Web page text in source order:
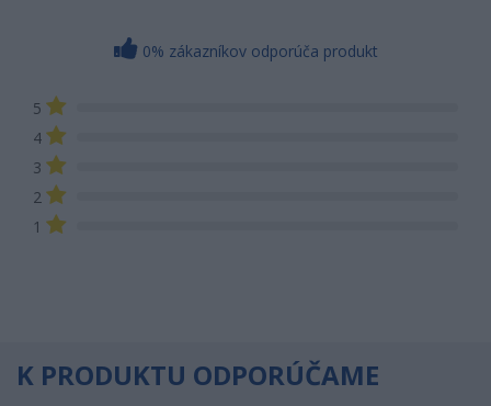
0% zákazníkov odporúča produkt
5
4
3
2
1
K PRODUKTU ODPORÚČAME